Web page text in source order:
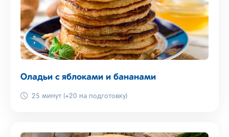
Оладьи с яблоками и бананами
25 минут (+20 на подготовку)